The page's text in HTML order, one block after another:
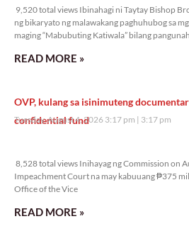
9,520 total views Ibinahagi ni Taytay Bishop
ng bikaryato ng malawakang paghuhubog sa
maging “Mabubuting Katiwala” bilang
READ MORE »
OVP, kulang sa isinimuteng
confidential fund
Tuesday, August 4, 2026 3:17 pm 3:17 pm
8,528 total views Inihayag ng Commission on
Impeachment Court na may kabuuang ₱375
Office of the Vice
READ MORE »